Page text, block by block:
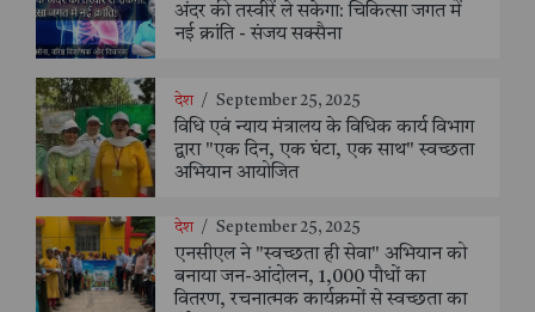
अंदर की तस्वीरें ले सकेगा: चिकित्सा जगत में
नई क्रांति - संजय सक्सैना
देश / September 25, 2025
विधि एवं न्याय मंत्रालय के विधिक कार्य विभाग
द्वारा "एक दिन, एक घंटा, एक साथ" स्वच्छता
अभियान आयोजित
देश / September 25, 2025
एनसीएल ने "स्वच्छता ही सेवा" अभियान को
बनाया जन-आंदोलन, 1,000 पौधों का
वितरण, रचनात्मक कार्यक्रमों से स्वच्छता का